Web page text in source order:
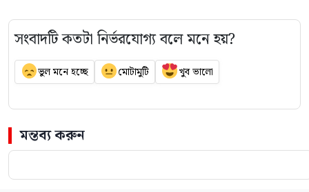
সংবাদটি কতটা নির্ভরযোগ্য বলে মনে হয়?
ভুল মনে হচ্ছে মোটামুটি খুব ভালো
মন্তব্য করুন